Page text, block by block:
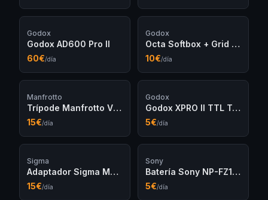
Godox
Godox AD600 Pro II
60€/día
Godox
Octa Softbox + Grid 95cm
10€/día
Manfrotto
Trípode Manfrotto Vídeo 504HD
15€/día
Godox
Godox XPRO II TTL Trigger Sony
5€/día
Sigma
Adaptador Sigma MC-11 (EF → Sony E)
15€/día
Sony
Batería Sony NP-FZ100
5€/día